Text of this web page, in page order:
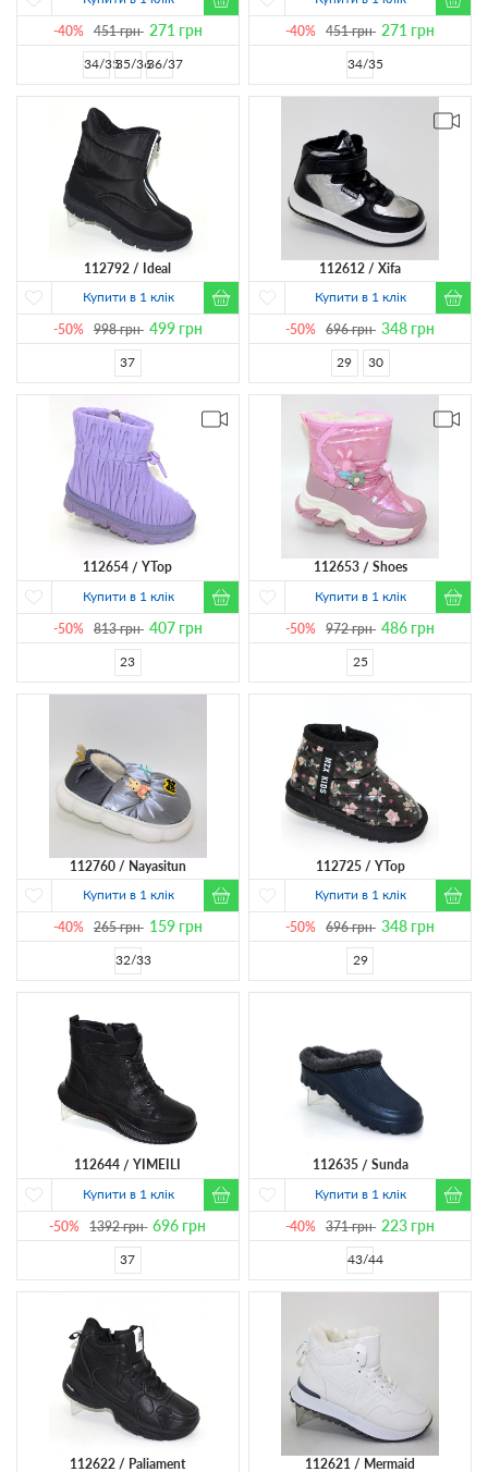
-40% 451грн 271 грн
34/3535/3636/37
-40% 451грн 271 грн
34/35
112792
Ideal
Купити в 1 клік
-50% 998грн 499грн
37
112612
Xifa
Купити в 1 клік
-50% 696грн 348 грн
29 30
112654
YTop
Купити в 1 клік
-50% 813грн 407грн
23
112653
Shoes
Купити в 1 клік
-50% 972грн 486 грн
25
112760
Nayasitun
Купити в 1 клік
-40% 265грн 159грн
32/33
112725
YTop
Купити в 1 клік
-50% 696грн 348 грн
29
112644
YIMEILI
Купити в 1 клік
-50% 1392грн 696 грн
37
112635
Sunda
Купити в 1 клік
-40% 371грн 223 грн
43/44
112622 Paliament 112621 Mermaid